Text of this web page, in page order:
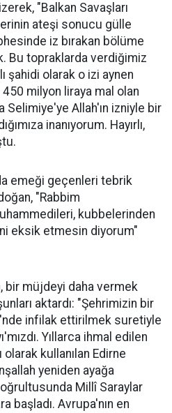
"Balkan Savaşları
ateşi sonucu gülle
iz bırakan bölüme
Bu topraklarda verdiğimiz
şahidi olarak o izi aynen
milyon liraya mal olan
Selimiye'ye Allah'ın izniyle bir
inanıyorum. Hayırlı,
emeği geçenleri tebrik
"Rabbim
kubbelerinden
eksik etmesin diyorum"
bir müjdeyi daha vermek
aktardı: "Şehrimizin bir
infilak ettirilmek suretiyle
Yıllarca ihmal edilen
olarak kullanılan Edirne
yeniden ayağa
Millî Saraylar
başladı. Avrupa'nın en